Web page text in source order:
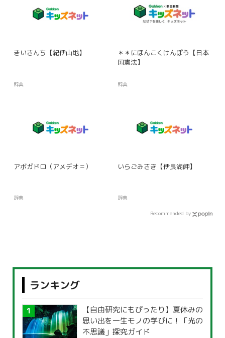
きいさんち【紀伊山地】
辞典
＊＊にほんこくけんぽう【日本
国憲法】
辞典
アボガドロ（アメデオ＝）
辞典
いらごみさき【伊良湖岬】
辞典
Recommended by
ランキング
【自由研究にもぴったり】夏休みの
思い出を一生モノの学びに！「光の
不思議」探究ガイド